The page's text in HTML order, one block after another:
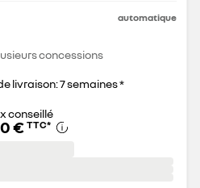
automatique
concessions
livraison: 7 semaines *
conseillé
€ TTC*